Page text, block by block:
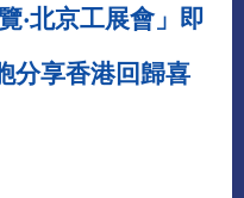
‧北京工展會」即
分享香港回歸喜